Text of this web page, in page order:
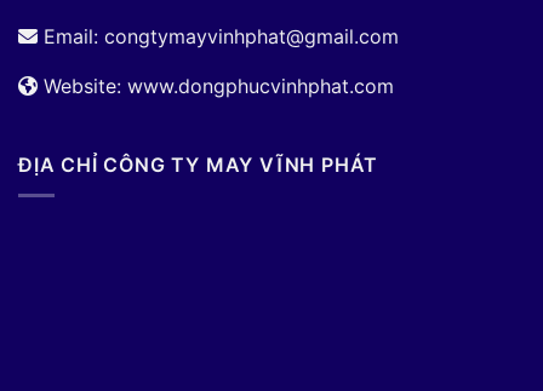
Email: congtymayvinhphat@gmail.com
Website: www.dongphucvinhphat.com
ĐỊA CHỈ CÔNG TY MAY VĨNH PHÁT